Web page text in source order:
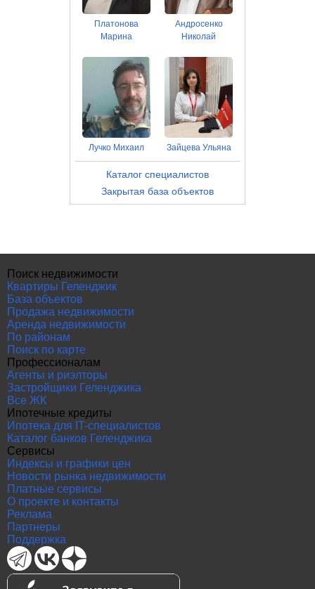
Платонова
Марина
Андросенко
Николай
Лучко Михаил Зайцева Ульяна
Каталог специалистов
Закрытая база объектов
Поиск недвижимости
Квартиры Геленджик
База объектов
Продажа недвижимости
Аренда недвижимости
По районам
Поиск по карте
Профессионалам
Агенты и риэлторы
Застройщики Геленджика
Все ЖК
Ипотечные кредиты
Ипотека для IT-специалистов
Каталог банков Геленджика
Сервисы
Индексы и графики цен
Новости рынка недвижимости
Платные сервисы
О проекте и контакты
Реклама
Партнеры
Поддержка